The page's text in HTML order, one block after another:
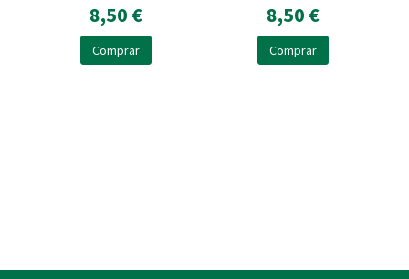
8,50 €
Comprar
8,50 €
Comprar